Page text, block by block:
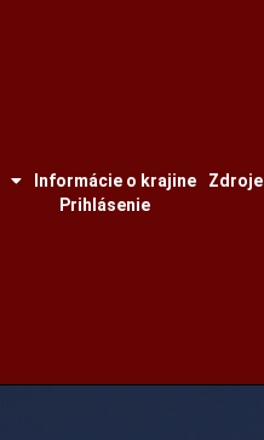
Informácie o krajine Zdroje
Prihlásenie